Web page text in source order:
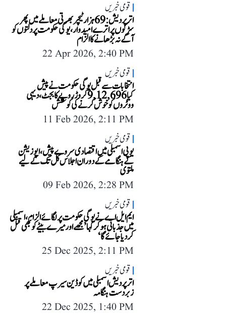
قومی خبریں
اتر پردیش: 69 ہزار ٹیچر بھرتی معاملے میں پھر
سڑکوں پر اترے امیدوار، یوگی حکومت پر دلتوں کو
آگے ‏نہ بڑھانے کا الزام
22 Apr 2026, 2:40 PM
قومی خبریں
انتخابات سے قبل یوگی حکومت نے پیش
کیا 9,12,696 کروڑ روپے کا بجٹ، دیہی
ووٹروں کو خوش کرنے کی کوشش
11 Feb 2026, 2:11 PM
قومی خبریں
یوپی اسمبلی میں اقتصادی سروے پیش، اپوزیشن
کے ہنگامے کے دوران اجلاس کل تک کے لیے
ملتوی
09 Feb 2026, 2:28 PM
قومی خبریں
ایم ایل اے نے یوگی حکومت پر لگائے الزام، اسمبلی
میں جذباتی ہوکر کہا ’مجھےاور میرے بیٹے کو بھی قتل
کر دیا جائے گا‘
25 Dec 2025, 2:11 PM
قومی خبریں
اتر پردیش اسمبلی میں کوڈین سیرپ معاملے پر
زبردست ہنگامہ
22 Dec 2025, 1:40 PM